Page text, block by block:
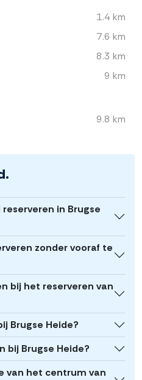
1.4 km
7.6 km
8.3 km
9 km
9.8 km
in Brugse
zonder vooraf te
bij het reserveren van
Brugse Heide?
bij Brugse Heide?
van het centrum van